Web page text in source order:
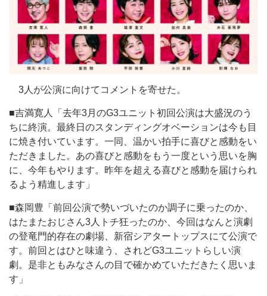
3人が公演に向けてコメントを寄せた。
■吉満寛人「去年3月のG3ユニット初回公演は大盛況のう
ちに終演。最終日のスタンディングオベーションは今も目
に焼き付いています。一同、温かい拍手に喜びと感動をい
ただきました。あの喜びと感動をもう一度という思いを胸
に、今年もやります。昨年を超える喜びと感動を届けられ
るよう精進します」
■森岡豊「前回公演で勢いづいたのか調子に乗ったのか、
はたまたおじさん3人トチ狂ったのか、今回はなんと演劇
の登竜門的存在の劇場、新宿シアタートップスにて公演で
す。前回とはひと味違う、されどG3ユニットらしい演
劇。是非ともみなさんの目で確かめていただきたく思いま
す」